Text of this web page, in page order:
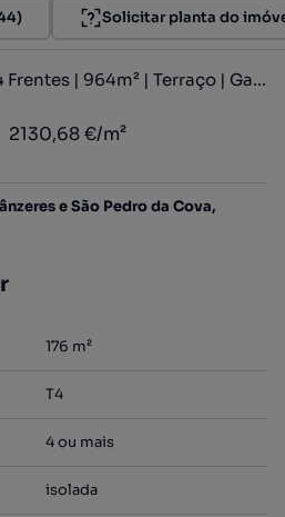
Solicitar planta do
Moradia T4 | 4 Suítes | 4 Frentes | 964m² | Terraço | Garagem
2130,68 €/m²
e São Pedro da Cova,
176 m²
T4
4 ou mais
isolada